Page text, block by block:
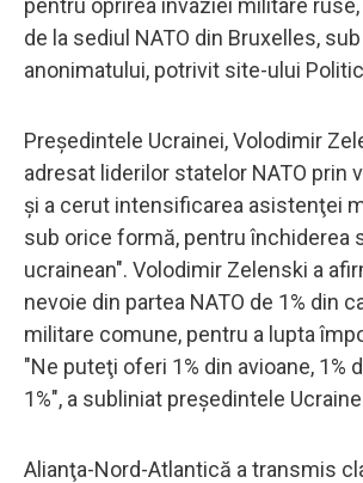
de la sediul NATO din Bruxelles,
anonimatului, potrivit site-ului
Preşedintele Ucrainei, Volodimir
adresat liderilor statelor NATO prin
şi a cerut intensificarea asistenţei
sub orice formă, pentru închiderea
ucrainean". Volodimir Zelenski a
nevoie din partea NATO de 1% din
militare comune, pentru a lupta
"Ne puteţi oferi 1% din avioane, 1%
1%", a subliniat preşedintele
Alianţa-Nord-Atlantică a transmis